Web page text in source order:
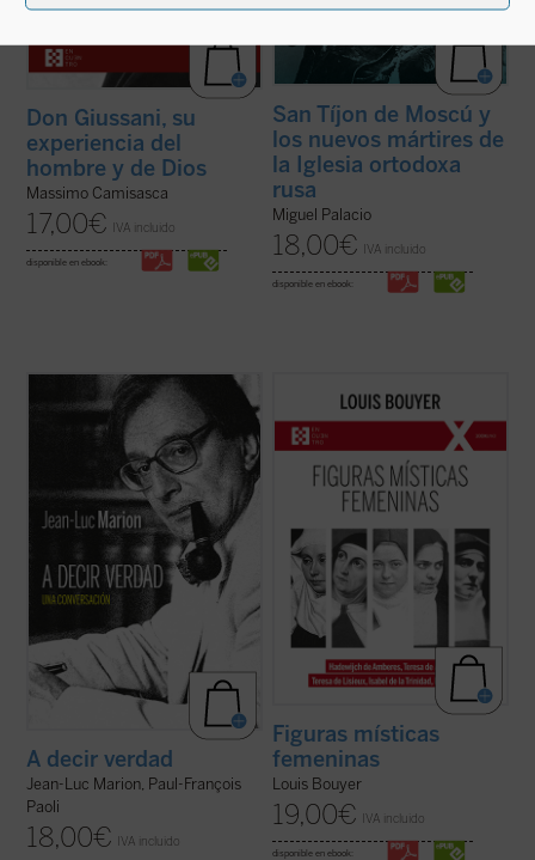
Don Giussani, su
experiencia del
hombre y de Dios
Massimo Camisasca
17,00€ IVA incluido
disponible en ebook:
San Tíjon de Moscú y
los nuevos mártires de
la Iglesia ortodoxa
rusa
Miguel Palacio
18,00€ IVA incluido
disponible en ebook:
¿Hacia dónde va el mundo? ¿Cuál es el
estado de la Iglesia? ¿Qué futuro tiene
Europa? Estas son algunas de las
preguntas formuladas por el periodista
especializado en el mundo de la cultura
Paul-François Paoli a las que Jean-Luc
(ver ficha)
A decir verdad
Jean-Luc Marion, Paul-François
Paoli
18,00€ IVA incluido
Desde Hadewijch de Amberes hasta Edith
Stein, pasando por Teresa de Ávila, Teresa
del Niño Jesús e Isabel de la Trinidad: cinco
místicas, cinco personalidades
excepcionales, que impulsan un
renacimiento interior necesario para la
Iglesia tanto ...(ver ficha)
Figuras místicas
femeninas
Louis Bouyer
19,00€ IVA incluido
disponible en ebook: